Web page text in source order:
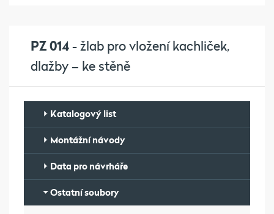
PZ 014- žlab pro vložení kachliček,
dlažby – ke stěně
Katalogový list
Montážní návody
Data pro návrháře
Ostatní soubory